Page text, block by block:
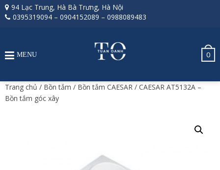
94 Lạc Trung, Hà Bà Trưng, Hà Nội
0395319094 – 0904152089 – 0988089483
0
MENU
Trang chủ / Bồn tắm / Bồn tắm CAESAR / CAESAR AT5132A –
Bồn tắm góc xây